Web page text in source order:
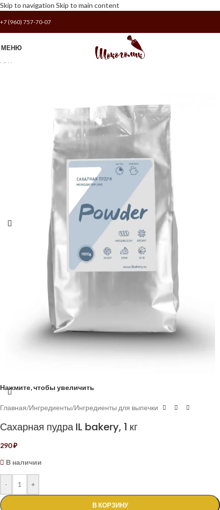
Skip to navigation Skip to main content
+7 (960) 757-70-07
МЕНЮ
Нажмите, чтобы увеличить
Главная/Ингредиенты/Ингредиенты для выпечки
Сахарная пудра IL bakery, 1 кг
290₽
В наличии
- +
В КОРЗИНУ